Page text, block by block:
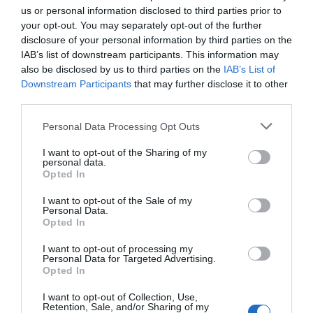
us or personal information disclosed to third parties prior to
your opt-out. You may separately opt-out of the further
disclosure of your personal information by third parties on the
IAB’s list of downstream participants. This information may
also be disclosed by us to third parties on the IAB’s List of
Downstream Participants that may further disclose it to other
Personal Data Processing Opt Outs
I want to opt-out of the Sharing of my
personal data.
Opted In
I want to opt-out of the Sale of my
Personal Data.
Opted In
I want to opt-out of processing my
Personal Data for Targeted Advertising.
Opted In
I want to opt-out of Collection, Use,
Retention, Sale, and/or Sharing of my
Laurent
Svizzera
Settembre 2012
OTTIMO
8/10
Ritornerebbe in questo hotel?
NON SO
dettagli
Coppia età media superiore ai 35 anni
dettagli
Maggio 2012
Coppia età media superiore ai 35 anni
8.6/10
dettagli